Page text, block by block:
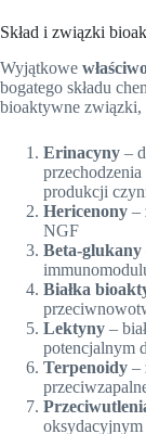
Skład i związki
Wyjątkowe
bogatego składu
bioaktywne związki,
Erinacyny –
produkcji
Hericenony –
NGF
Beta-glukany
Białka
Lektyny –
potencjalnym
Terpenoidy –
oksydacyjnym